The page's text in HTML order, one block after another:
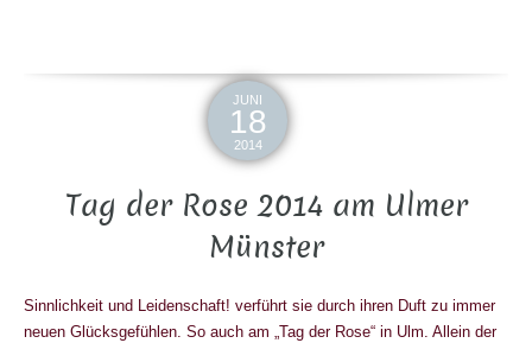
JUNI
18
2014
Tag der Rose 2014 am Ulmer
Münster
Sinnlichkeit und Leidenschaft! verführt sie durch ihren Duft zu immer
neuen Glücksgefühlen. So auch am „Tag der Rose“ in Ulm. Allein der